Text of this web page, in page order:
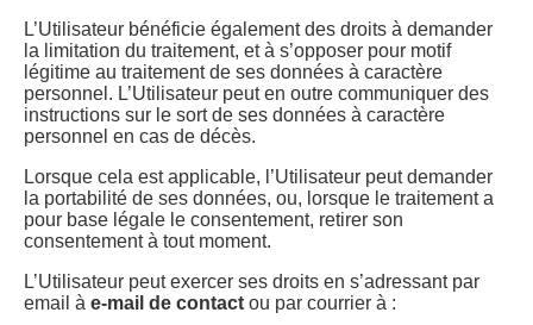
L’Utilisateur bénéficie également des droits à demander
la limitation du traitement, et à s’opposer pour motif
légitime au traitement de ses données à caractère
personnel. L’Utilisateur peut en outre communiquer des
instructions sur le sort de ses données à caractère
personnel en cas de décès.
Lorsque cela est applicable, l’Utilisateur peut demander
la portabilité de ses données, ou, lorsque le traitement a
pour base légale le consentement, retirer son
consentement à tout moment.
L’Utilisateur peut exercer ses droits en s’adressant par
email à e-mail de contact ou par courrier à :